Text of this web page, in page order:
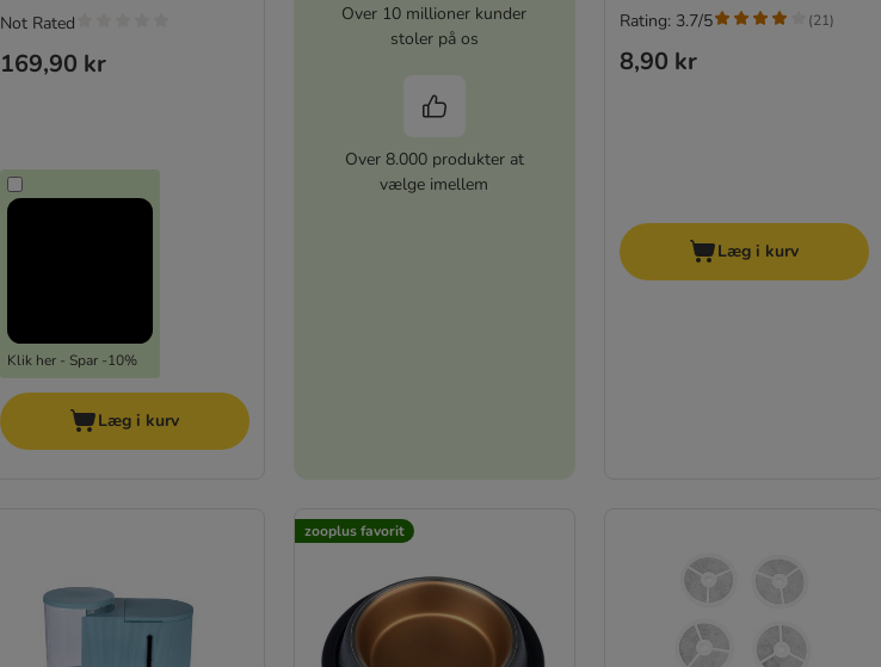
169,90 kr
Klik her - Spar -10%
Not Rated
Læg i kurv
Over 10 millioner kunder
stoler på os
Over 8.000 produkter at
vælge imellem
8,90 kr
Rating: 3.7/5 (21)
Læg i kurv
zooplus favorit